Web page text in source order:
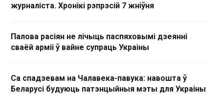
журналіста. Хронікі рэпрэсій 7 жніўня
Палова расіян не лічыць паспяховымі дзеянні
сваёй арміі ў вайне супраць Украіны
Са спадзевам на Чалавека-павука: навошта ў
Беларусі будуюць патэнцыйныя мэты для Украіны